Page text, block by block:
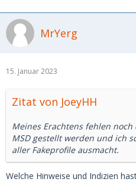
MrYerg
15. Januar 2023
Zitat von JoeyHH
Meines Erachtens fehlen
MSD gestellt werden und ich
aller Fakeprofile ausmacht.
Welche Hinweise und Indizien